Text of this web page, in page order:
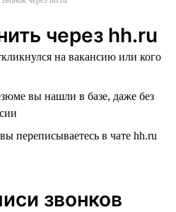
через hh.ru
на вакансию или кого
вы нашли в базе, даже без
переписываетесь в чате hh.ru
звонков